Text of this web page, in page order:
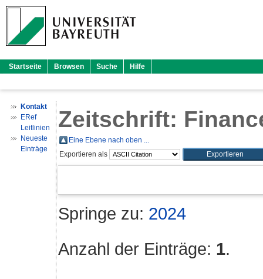
Startseite Browsen Suche Hilfe
Kontakt
ERef
Leitlinien
Neueste
Einträge
Zeitschrift:
Eine Ebene nach oben ...
Exportieren als
Springe zu: 2024
Anzahl der Einträge: 1.